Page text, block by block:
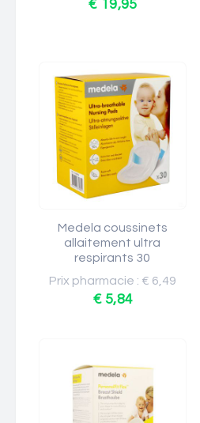
€ 19,95
Medela coussinets
allaitement ultra
respirants 30
Prix pharmacie : € 6,49
€ 5,84